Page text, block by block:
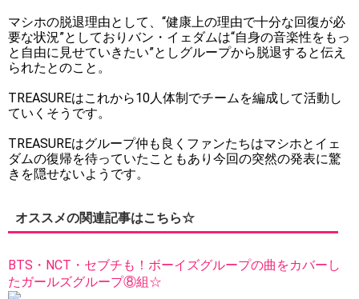
マシホの脱退理由として、“健康上の理由で十分な回復が必
要な状況”としておりバン・イェダムは“自身の音楽性をもっ
と自由に見せていきたい”としグループから脱退すると伝え
られたとのこと。
TREASUREはこれから10人体制でチームを編成して活動し
ていくそうです。
TREASUREはグループ仲も良くファンたちはマシホとイェ
ダムの復帰を待っていたこともあり今回の突然の発表に驚
きを隠せないようです。
オススメの関連記事はこちら☆
BTS・NCT・セブチも！ボーイズグループの曲をカバーし
たガールズグループ⑧組☆